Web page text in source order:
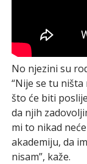
No njezini su
“Nije se tu ništa
što će biti
da njih
mi to nikad
akademiju, da
nisam”, kaže.